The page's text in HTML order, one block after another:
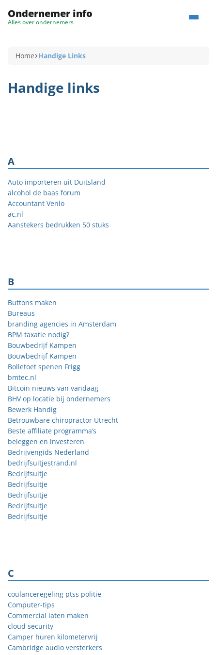
Ondernemer info
Alles over ondernemers
Home Handige Links
Handige links
A
Auto importeren uit Duitsland
alcohol de baas forum
Accountant Venlo
ac.nl
Aanstekers bedrukken 50 stuks
B
Buttons maken
Bureaus
branding agencies in Amsterdam
BPM taxatie nodig?
Bouwbedrijf Kampen
Bouwbedrijf Kampen
Bolletoet spenen Frigg
bmtec.nl
Bitcoin nieuws van vandaag
BHV op locatie bij ondernemers
Bewerk Handig
Betrouwbare chiropractor Utrecht
Beste affiliate programma’s
beleggen en investeren
Bedrijvengids Nederland
bedrijfsuitjestrand.nl
Bedrijfsuitje
Bedrijfsuitje
Bedrijfsuitje
Bedrijfsuitje
Bedrijfsuitje
C
coulanceregeling ptss politie
Computer-tips
Commercial laten maken
cloud security
Camper huren kilometervrij
Cambridge audio versterkers